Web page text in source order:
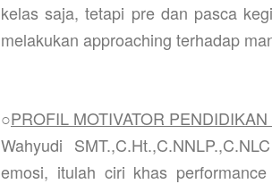
kelas saja, tetapi pre dan pasca
melakukan approaching terhadap
○PROFIL MOTIVATOR
Wahyudi
emosi, itulah ciri khas